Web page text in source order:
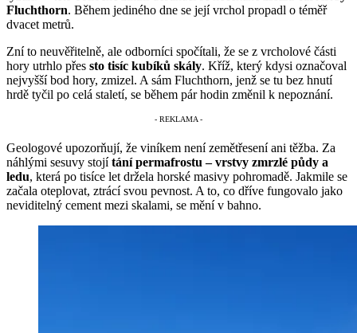
Fluchthorn. Během jediného dne se její vrchol propadl o téměř
dvacet metrů.
Zní to neuvěřitelně, ale odborníci spočítali, že se z vrcholové části
hory utrhlo přes sto tisíc kubíků skály. Kříž, který kdysi označoval
nejvyšší bod hory, zmizel. A sám Fluchthorn, jenž se tu bez hnutí
hrdě tyčil po celá staletí, se během pár hodin změnil k nepoznání.
Geologové upozorňují, že viníkem není zemětřesení ani těžba. Za
náhlými sesuvy stojítání permafrostu – vrstvy zmrzlé půdy a
ledu, která po tisíce let držela horské masivy pohromadě. Jakmile se
začala oteplovat, ztrácí svou pevnost. A to, co dříve fungovalo jako
neviditelný cement mezi skalami, se mění v bahno.